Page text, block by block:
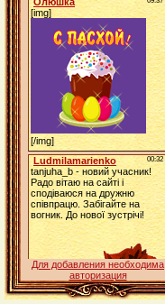
Для добавления необходима
авторизация